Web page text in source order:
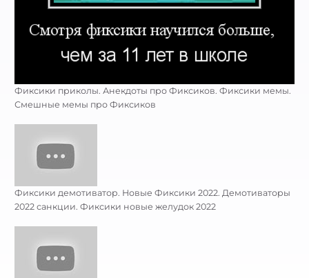
Фиксики приколы. Анекдоты про Фиксиков. Фиксики мемы.
Смешные мемы про Фиксиков
Фиксики демотиватор. Новые Фиксики 2022. Демотиваторы
2022 санкции. Фиксики новые желудок 2022